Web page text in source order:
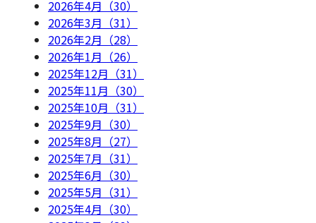
2026年4月（30）
2026年3月（31）
2026年2月（28）
2026年1月（26）
2025年12月（31）
2025年11月（30）
2025年10月（31）
2025年9月（30）
2025年8月（27）
2025年7月（31）
2025年6月（30）
2025年5月（31）
2025年4月（30）